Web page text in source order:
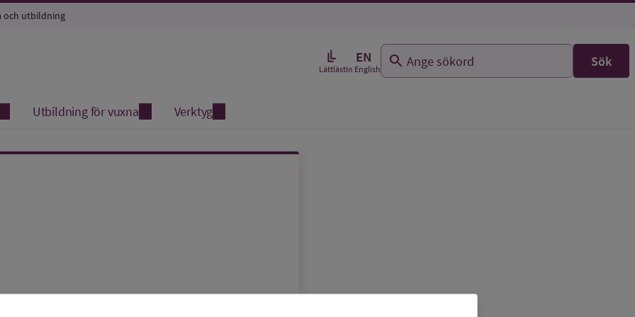
och utbildning
Lättläst
EN
In English Sök
Utbildning för vuxna Verktyg